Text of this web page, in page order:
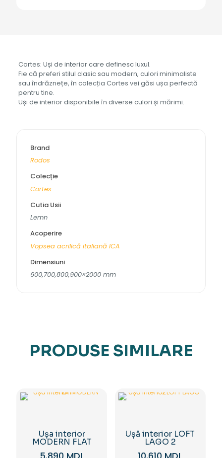
Cortes: Uși de interior care definesc luxul.
Fie că preferi stilul clasic sau modern, culori minimaliste
sau îndrăznețe, în colecția Cortes vei găsi ușa perfectă
pentru tine.
Uși de interior disponibile în diverse culori și mărimi.
Brand
Rodos
Colecție
Cortes
Cutia Usii
Lemn
Acoperire
Vopsea acrilică italiană ICA
Dimensiuni
600,700,800,900×2000 mm
PRODUSE SIMILARE
Ușa interior
MODERN FLAT
Ușă interior LOFT
LAGO 2